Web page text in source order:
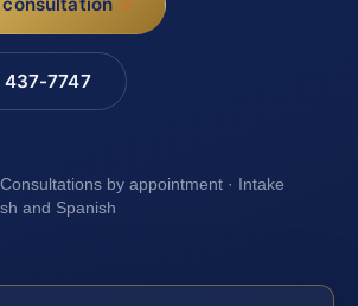
consultation
7747
by appointment · Intake
and Spanish